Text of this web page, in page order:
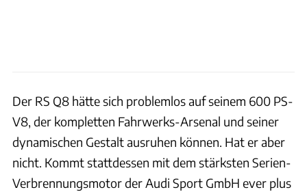
Der RS Q8 hätte sich problemlos auf seinem 600 PS-
V8, der kompletten Fahrwerks-Arsenal und seiner
dynamischen Gestalt ausruhen können. Hat er aber
nicht. Kommt stattdessen mit dem stärksten Serien-
Verbrennungsmotor der Audi Sport GmbH ever plus